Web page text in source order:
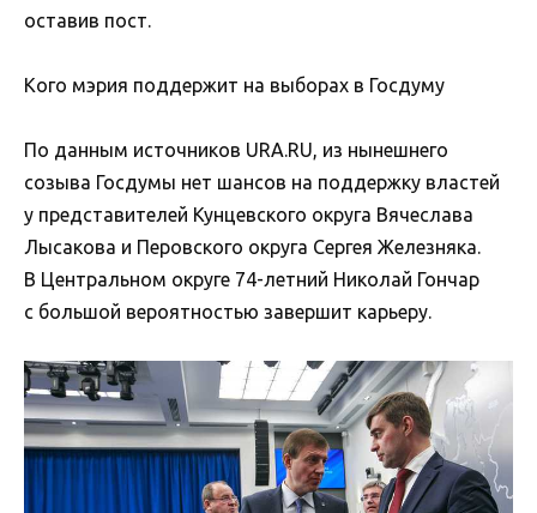
оставив пост.
Кого мэрия поддержит на выборах в Госдуму
По данным источников URA.RU, из нынешнего
созыва Госдумы нет шансов на поддержку властей
у представителей Кунцевского округа Вячеслава
Лысакова и Перовского округа Сергея Железняка.
В Центральном округе 74-летний Николай Гончар
с большой вероятностью завершит карьеру.